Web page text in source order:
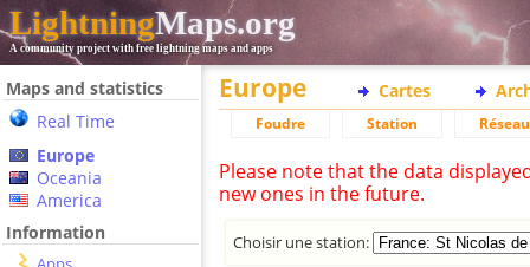
LightningMaps.org
A community project with free lightning maps and apps
Maps and statistics
Real Time
Europe
Oceania
America
Information
Europe Cartes
Foudre Station Réseau
Please note that the data
new ones in the future.
Choisir une station: